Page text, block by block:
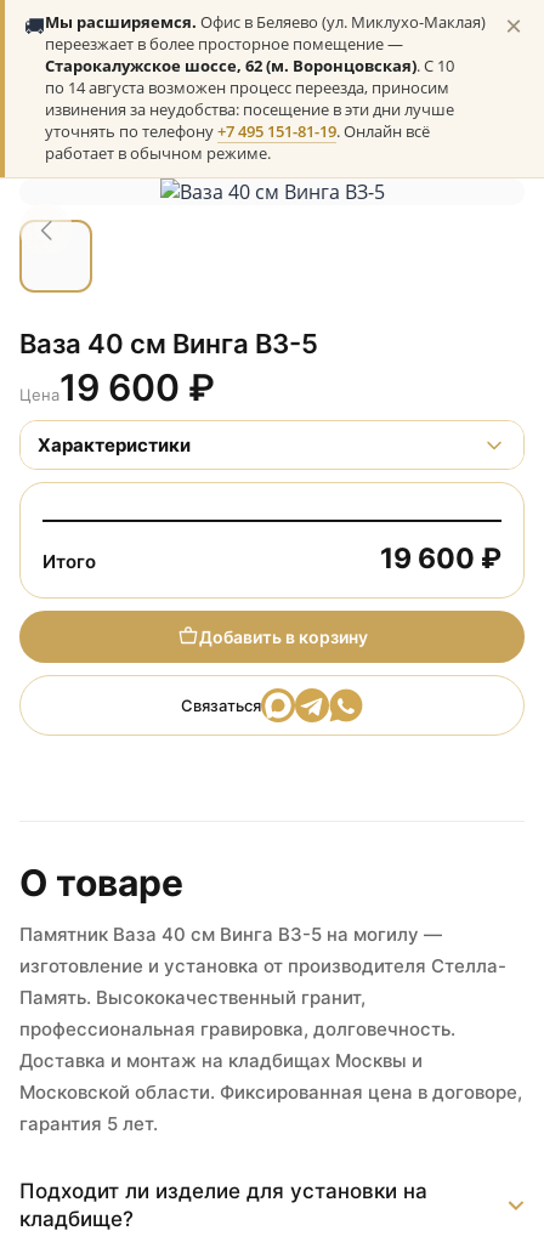
🚚Мы расширяемся. Офис в Беляево (ул. Миклухо-Маклая)
переезжает в более просторное помещение —
Старокалужское шоссе, 62 (м. Воронцовская). С 10
по 14 августа возможен процесс переезда, приносим
извинения за неудобства: посещение в эти дни лучше
уточнять по телефону+7 495 151-81-19. Онлайн всё
работает в обычном режиме.
×
Ваза 40 см Винга ВЗ-5
Цена19 600 ₽
Характеристики
Итого 19 600 ₽
Добавить в корзину
Связаться
О товаре
Памятник Ваза 40 см Винга ВЗ-5 на могилу —
изготовление и установка от производителя Стелла-
Память. Высококачественный гранит,
профессиональная гравировка, долговечность.
Доставка и монтаж на кладбищах Москвы и
Московской области. Фиксированная цена в договоре,
гарантия 5 лет.
Подходит ли изделие для установки на
кладбище?